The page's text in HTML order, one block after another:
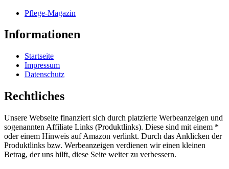
Pflege-Magazin
Informationen
Startseite
Impressum
Datenschutz
Rechtliches
Unsere Webseite finanziert sich durch platzierte Werbeanzeigen und
sogenannten Affiliate Links (Produktlinks). Diese sind mit einem *
oder einem Hinweis auf Amazon verlinkt. Durch das Anklicken der
Produktlinks bzw. Werbeanzeigen verdienen wir einen kleinen
Betrag, der uns hilft, diese Seite weiter zu verbessern.